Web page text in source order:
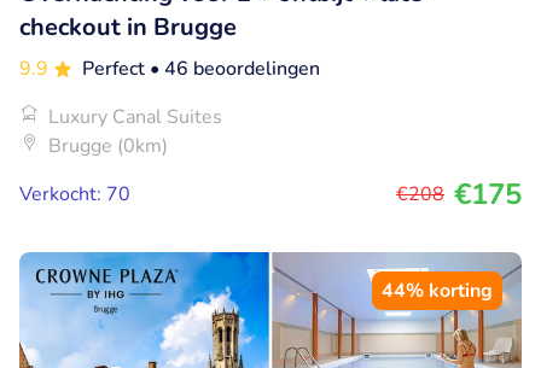
checkout in Brugge
9.9 Perfect • 46 beoordelingen
Luxury Canal Suites
Brugge (0km)
Verkocht: 70
€208 €175
44% korting